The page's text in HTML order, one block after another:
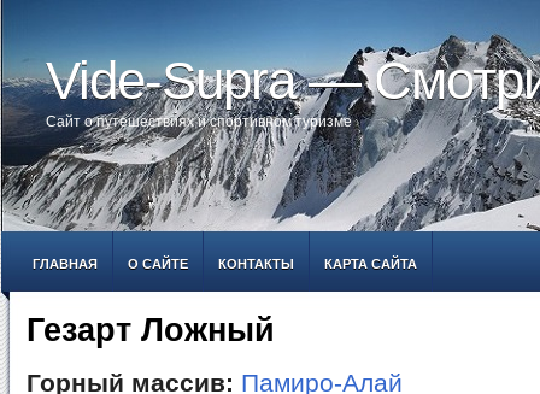
Vide-Supra —
Сайт о путешествиях и спортивном туризме
ГЛАВНАЯ О САЙТЕ КОНТАКТЫ КАРТА САЙТА
Гезарт Ложный
Горный массив: Памиро-Алай